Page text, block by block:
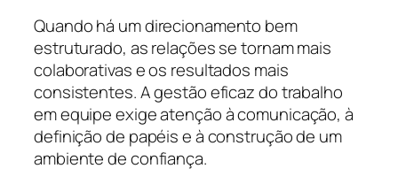
Quando há um direcionamento bem
estruturado, as relações se tornam mais
colaborativas e os resultados mais
consistentes. A gestão eficaz do trabalho
em equipe exige atenção à comunicação, à
definição de papéis e à construção de um
ambiente de confiança.